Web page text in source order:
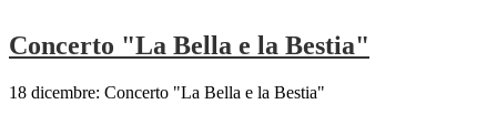
Concerto "La Bella e la Bestia"
18 dicembre: Concerto "La Bella e la Bestia"